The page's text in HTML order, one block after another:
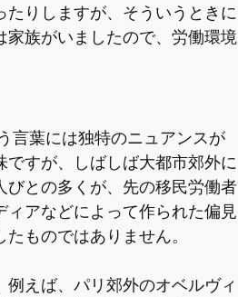
りしますが、そういうときに
族がいましたので、労働環境
言葉には独特のニュアンスが
すが、しばしば大都市郊外に
との多くが、先の移民労働者
アなどによって作られた偏見
ものではありません。
えば、パリ郊外のオベルヴィ